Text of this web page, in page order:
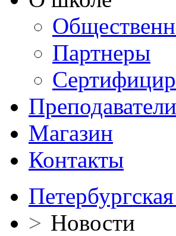
Партнеры
Преподаватели
Магазин
Контакты
> Новости